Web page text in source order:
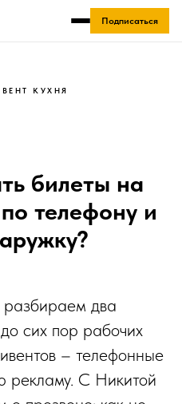
Подписаться
КУХНЯ
билеты на
телефону и
разбираем два
сих пор рабочих
– телефонные
рекламу. С Никитой